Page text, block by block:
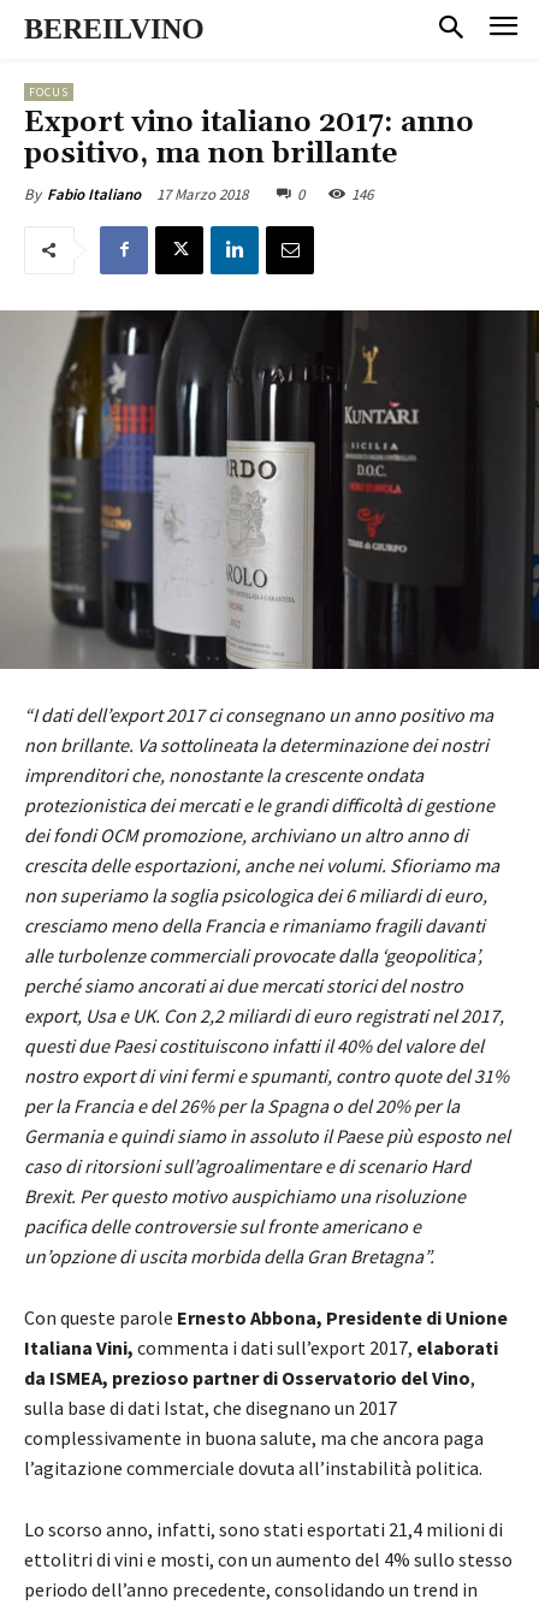
BEREILVINO
FOCUS
Export vino italiano 2017: anno
positivo, ma non brillante
By Fabio Italiano 17 Marzo 2018 0 146
“I dati dell’export 2017 ci consegnano un anno positivo ma
non brillante. Va sottolineata la determinazione dei nostri
imprenditori che, nonostante la crescente ondata
protezionistica dei mercati e le grandi difficoltà di gestione
dei fondi OCM promozione, archiviano un altro anno di
crescita delle esportazioni, anche nei volumi. Sfioriamo ma
non superiamo la soglia psicologica dei 6 miliardi di euro,
cresciamo meno della Francia e rimaniamo fragili davanti
alle turbolenze commerciali provocate dalla ‘geopolitica’,
perché siamo ancorati ai due mercati storici del nostro
export, Usa e UK. Con 2,2 miliardi di euro registrati nel 2017,
questi due Paesi costituiscono infatti il 40% del valore del
nostro export di vini fermi e spumanti, contro quote del 31%
per la Francia e del 26% per la Spagna o del 20% per la
Germania e quindi siamo in assoluto il Paese più esposto nel
caso di ritorsioni sull’agroalimentare e di scenario Hard
Brexit. Per questo motivo auspichiamo una risoluzione
pacifica delle controversie sul fronte americano e
un’opzione di uscita morbida della Gran Bretagna”.
Con queste parole Ernesto Abbona, Presidente di Unione
Italiana Vini, commenta i dati sull’export 2017, elaborati
da ISMEA, prezioso partner di Osservatorio del Vino,
sulla base di dati Istat, che disegnano un 2017
complessivamente in buona salute, ma che ancora paga
l’agitazione commerciale dovuta all’instabilità politica.
Lo scorso anno, infatti, sono stati esportati 21,4 milioni di
ettolitri di vini e mosti, con un aumento del 4% sullo stesso
periodo dell’anno precedente, consolidando un trend in